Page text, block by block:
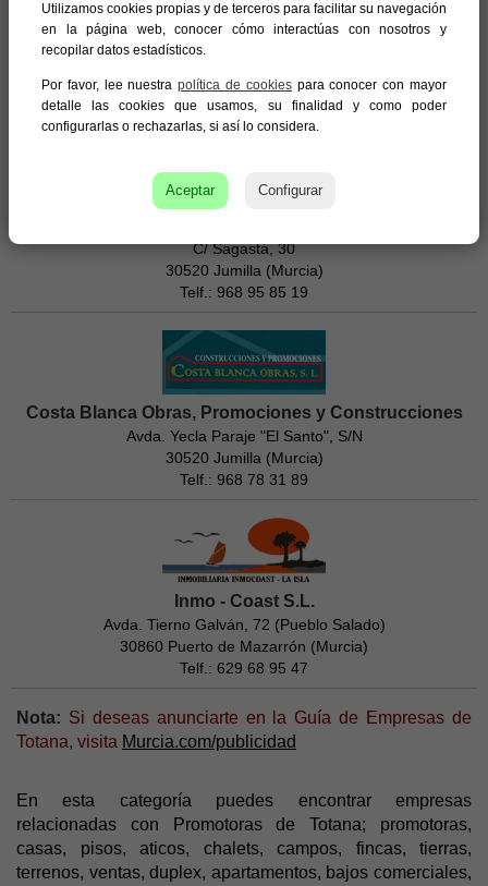
Bolmar Inmobiliaria
C/ Virgen de Lourdes, bajo 3
30860 Puerto Mazarron (Murcia)
Tfno. 968 153 635
C/ Sagasta, 30
30520 Jumilla (Murcia)
Telf.: 968 95 85 19
Costa Blanca Obras, Promociones y Construcciones
Avda. Yecla Paraje "El Santo", S/N
30520 Jumilla (Murcia)
Telf.: 968 78 31 89
Inmo - Coast S.L.
Avda. Tierno Galván, 72 (Pueblo Salado)
30860 Puerto de Mazarrón (Murcia)
Telf.: 629 68 95 47
Nota: Si deseas anunciarte en la Guía de Empresas de
Totana, visita Murcia.com/publicidad
En esta categoría puedes encontrar empresas
relacionadas con Promotoras de Totana; promotoras,
casas, pisos, aticos, chalets, campos, fincas, tierras,
terrenos, ventas, duplex, apartamentos, bajos comerciales,
Utilizamos cookies propias y de terceros para facilitar su navegación
en la página web, conocer cómo interactúas con nosotros y
recopilar datos estadísticos.
Por favor, lee nuestrapolítica de cookiespara conocer con mayor
detalle las cookies que usamos, su finalidad y como poder
configurarlas o rechazarlas, si así lo considera.
Aceptar Configurar